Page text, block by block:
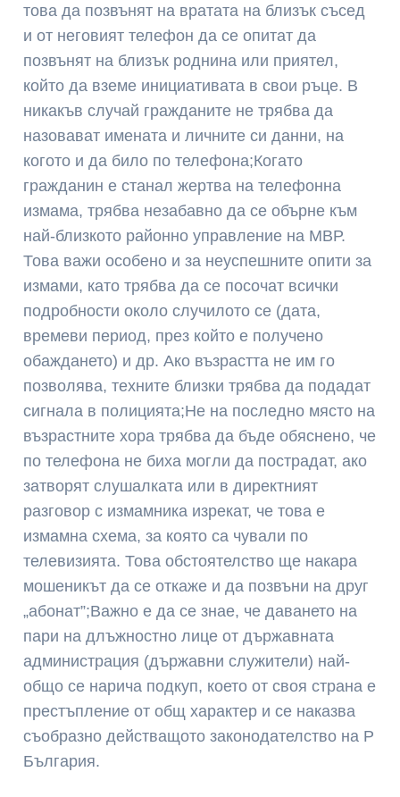
това да позвънят на вратата на близък съсед
и от неговият телефон да се опитат да
позвънят на близък роднина или приятел,
който да вземе инициативата в свои ръце. В
никакъв случай гражданите не трябва да
назовават имената и личните си данни, на
когото и да било по телефона;Когато
гражданин е станал жертва на телефонна
измама, трябва незабавно да се обърне към
най-близкото районно управление на МВР.
Това важи особено и за неуспешните опити за
измами, като трябва да се посочат всички
подробности около случилото се (дата,
времеви период, през който е получено
обаждането) и др. Ако възрастта не им го
позволява, техните близки трябва да подадат
сигнала в полицията;Не на последно място на
възрастните хора трябва да бъде обяснено, че
по телефона не биха могли да пострадат, ако
затворят слушалката или в директният
разговор с измамника изрекат, че това е
измамна схема, за която са чували по
телевизията. Това обстоятелство ще накара
мошеникът да се откаже и да позвъни на друг
„абонат”;Важно е да се знае, че даването на
пари на длъжностно лице от държавната
администрация (държавни служители) най-
общо се нарича подкуп, което от своя страна е
престъпление от общ характер и се наказва
съобразно действащото законодателство на Р
България.